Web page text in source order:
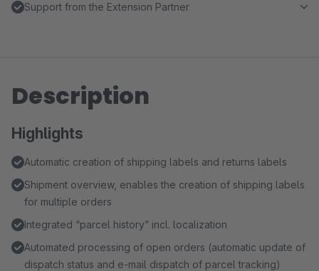
Support from the Extension Partner
Description
Highlights
Automatic creation of shipping labels and returns labels
Shipment overview, enables the creation of shipping labels
for multiple orders
Integrated “parcel history” incl. localization
Automated processing of open orders (automatic update of
dispatch status and e-mail dispatch of parcel tracking)